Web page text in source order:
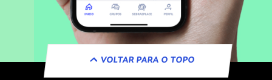
VOLTAR PARA O TOPO